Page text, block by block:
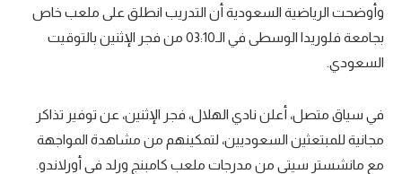
تحليل في الجول
حكايات في الجول
فيديو في الجول
وأوضحت الرياضية السعودية أن التدريب انطلق على ملعب خاص
بجامعة فلوريدا الوسطى في الـ03:10 من فجر الإثنين بالتوقيت
السعودي.
في سياق متصل، أعلن نادي الهلال، فجر الإثنين، عن توفير تذاكر
مجانية للمبتعثين السعوديين، لتمكينهم من مشاهدة المواجهة
مع مانشستر سيتي من مدرجات ملعب كامبنج ورلد في أورلاندو.